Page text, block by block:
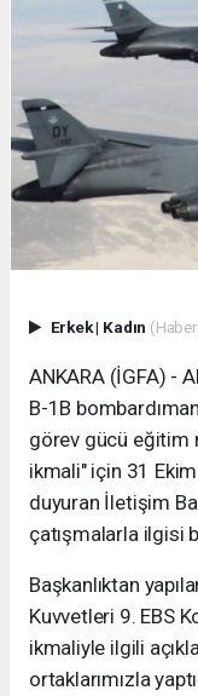
Erkek| Kadın
ANKARA (İGFA) -
B-1B
görev gücü eğitim
ikmali" için 31
duyuran İletişim
çatışmalarla ilgisi
Başkanlıktan
Kuvvetleri 9. EBS
ikmaliyle ilgili
ortaklarımızla